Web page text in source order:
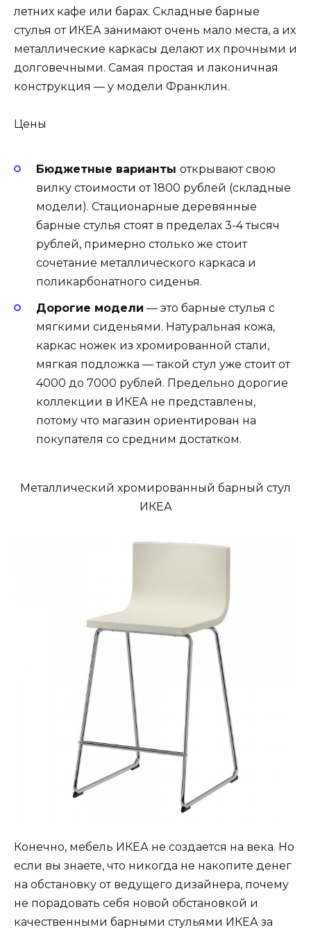
летних кафе или барах. Складные барные
стулья от ИКЕА занимают очень мало места, а их
металлические каркасы делают их прочными и
долговечными. Самая простая и лаконичная
конструкция — у модели Франклин.
Цены
Бюджетные варианты открывают свою
вилку стоимости от 1800 рублей (складные
модели). Стационарные деревянные
барные стулья стоят в пределах 3-4 тысяч
рублей, примерно столько же стоит
сочетание металлического каркаса и
поликарбонатного сиденья.
Дорогие модели — это барные стулья с
мягкими сиденьями. Натуральная кожа,
каркас ножек из хромированной стали,
мягкая подложка — такой стул уже стоит от
4000 до 7000 рублей. Предельно дорогие
коллекции в ИКЕА не представлены,
потому что магазин ориентирован на
покупателя со средним достатком.
Металлический хромированный барный стул
ИКЕА
Конечно, мебель ИКЕА не создается на века. Но
если вы знаете, что никогда не накопите денег
на обстановку от ведущего дизайнера, почему
не порадовать себя новой обстановкой и
качественными барными стульями ИКЕА за